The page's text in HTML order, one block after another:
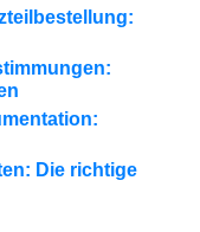
Die richtige